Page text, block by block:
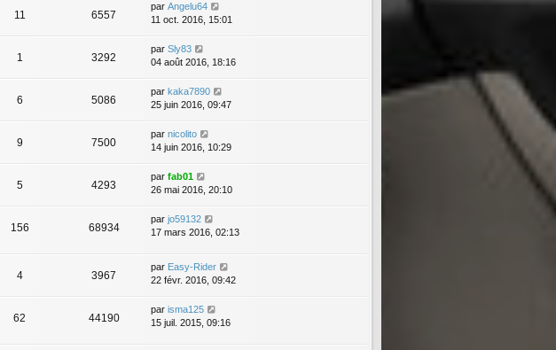
11 6557
par Angelu64
11 oct. 2016, 15:01
1 3292
par Sly83
04 août 2016, 18:16
6 5086
par kaka7890
25 juin 2016, 09:47
9 7500
par nicolito
14 juin 2016, 10:29
5 4293
par fab01
26 mai 2016, 20:10
156 68934
par jo59132
17 mars 2016, 02:13
4 3967
par Easy-Rider
22 févr. 2016, 09:42
62 44190
par isma125
15 juil. 2015, 09:16